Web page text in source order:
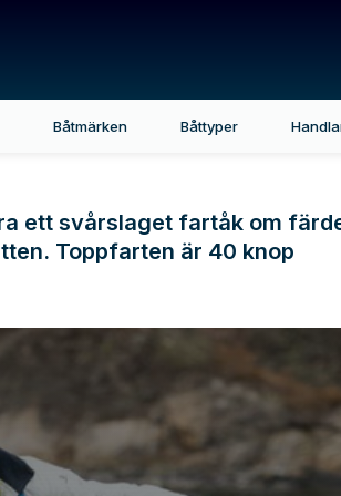
Båtmärken Båttyper
ett svårslaget fartåk om
Toppfarten är 40 knop